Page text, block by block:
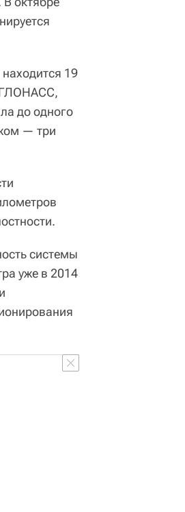
19
ГЛОНАСС,
до одного
— три
системы
уже в 2014